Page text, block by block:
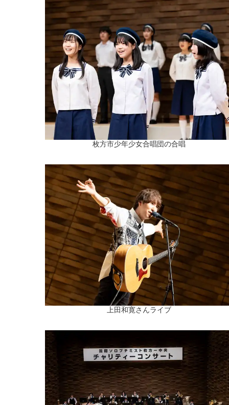
枚方市少年少女合唱団の合唱
上田和寛さんライブ